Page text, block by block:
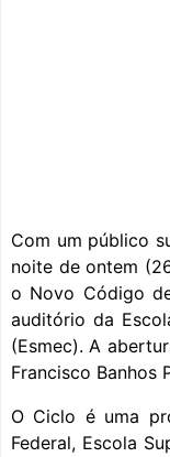
Com um público
noite de ontem
o Novo Código
auditório da
(Esmec). A
Francisco Banhos
O Ciclo é uma
Federal, Escola